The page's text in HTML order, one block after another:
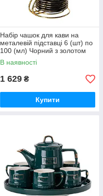
Набір чашок для кави на
металевій підставці 6 (шт) по
100 (мл) Чорний з золотом
FM-47
В наявності
1 629 ₴
Купити